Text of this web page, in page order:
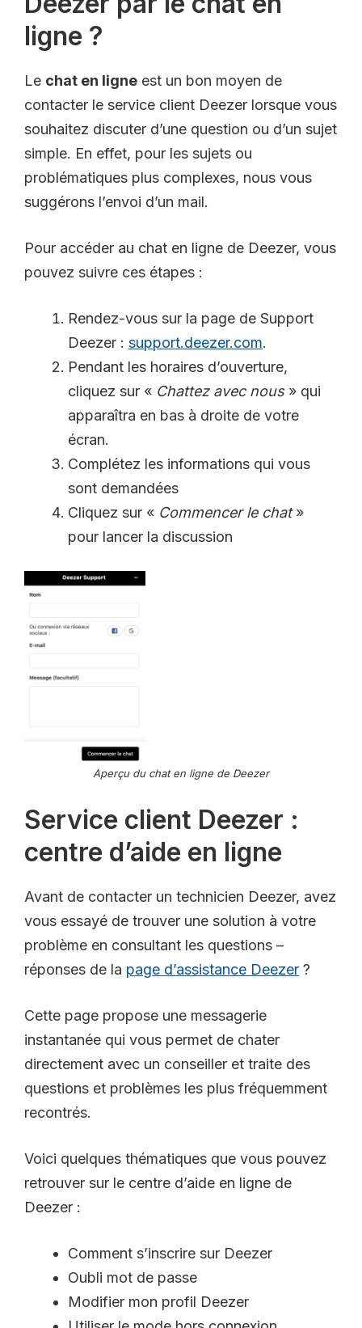
ligne ?
Le chat en ligne est un bon moyen de
contacter le service client Deezer lorsque vous
souhaitez discuter d’une question ou d’un sujet
simple. En effet, pour les sujets ou
problématiques plus complexes, nous vous
suggérons l’envoi d’un mail.
Pour accéder au chat en ligne de Deezer, vous
pouvez suivre ces étapes :
Rendez-vous sur la page de Support
Deezer : support.deezer.com.
Pendant les horaires d’ouverture,
cliquez sur « Chattez avec nous» qui
apparaîtra en bas à droite de votre
écran.
Complétez les informations qui vous
sont demandées
Cliquez sur « Commencer le chat»
pour lancer la discussion
Aperçu du chat en ligne de Deezer
Service client Deezer :
centre d’aide en ligne
Avant de contacter un technicien Deezer, avez
vous essayé de trouver une solution à votre
problème en consultant les questions –
réponses de la page d’assistance Deezer ?
Cette page propose une messagerie
instantanée qui vous permet de chater
directement avec un conseiller et traite des
questions et problèmes les plus fréquemment
recontrés.
Voici quelques thématiques que vous pouvez
retrouver sur le centre d’aide en ligne de
Deezer :
Comment s’inscrire sur Deezer
Oubli mot de passe
Modifier mon profil Deezer